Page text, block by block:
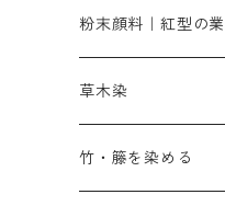
人気のおすすめ染料
赤色系
染色に必要な薬品類
補助薬品
お勧め｜スミフィック
レマゾール
3原色以外の色目
赤色
青色
染色に必要な薬品
アルカリ剤
補助薬品
ネオカラー（色）
内容量：100g
内容量：500g
バィンダー（定着剤
増粘剤
粉末顔料｜紅型の
赤色系
本洋紅
黄色系
草木染
植物染料
竹・籐を染める